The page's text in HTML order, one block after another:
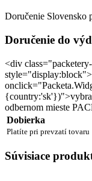
Doručenie Slovensko
Doručenie do
<div
odbernom mieste
Dobierka
Platíte pri prevzatí tovaru
Súvisiace